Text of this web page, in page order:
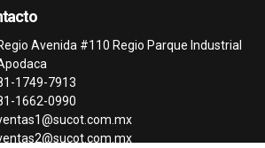
Avenida #110 Regio Parque Industrial
1749-7913
1662-0990